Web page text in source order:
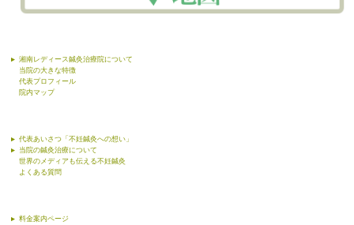
湘南レディース鍼灸治療院について
当院の大きな特徴
代表プロフィール
院内マップ
代表あいさつ「不妊鍼灸への想い」
当院の鍼灸治療について
世界のメディアも伝える不妊鍼灸
よくある質問
料金案内ページ